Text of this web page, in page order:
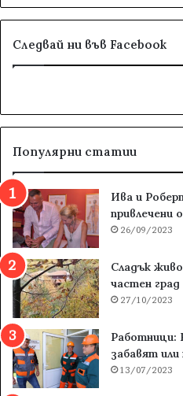
Следвай ни във Facebook
Популярни статии
Ива и
привлечени
26/09/2023
Сладък
частен град
27/10/2023
Работници:
забавят
13/07/2023